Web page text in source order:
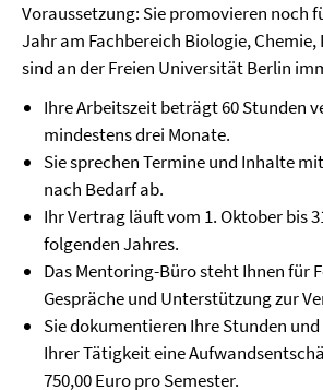
Voraussetzung: Sie promovieren noch
Jahr am Fachbereich Biologie,
sind an der Freien Universität Berlin
Ihre Arbeitszeit beträgt 60 Stunden
mindestens drei Monate.
Sie sprechen Termine und Inhalte
nach Bedarf ab.
Ihr Vertrag läuft vom 1. Oktober bis
folgenden Jahres.
Das Mentoring-Büro steht Ihnen für
Gespräche und Unterstützung zur
Sie dokumentieren Ihre Stunden
Ihrer Tätigkeit eine
750,00 Euro pro Semester.